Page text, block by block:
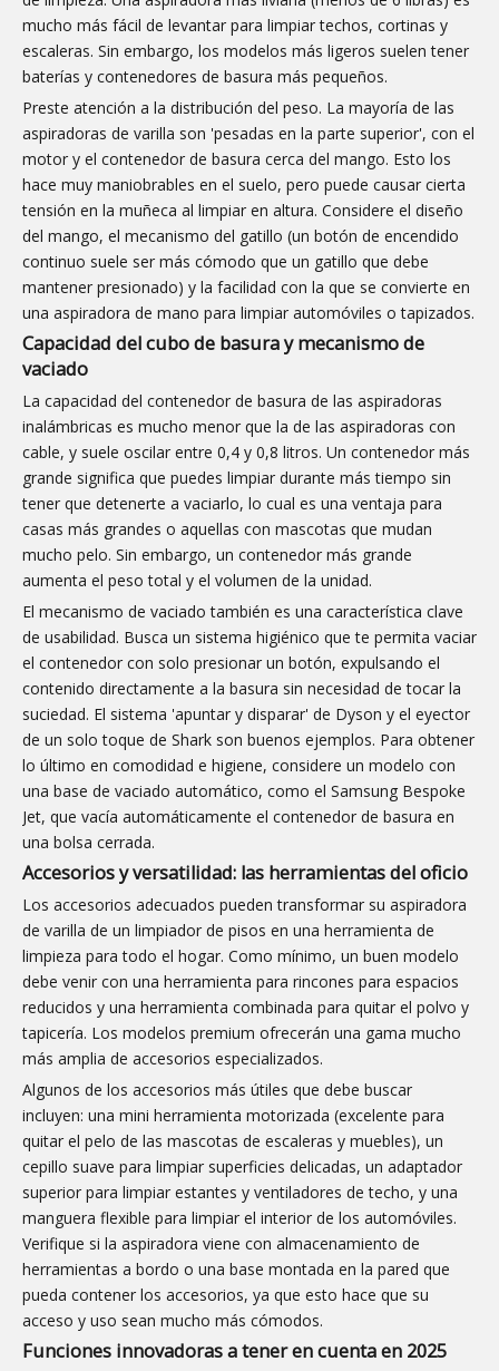
mucho más fácil de levantar para limpiar techos, cortinas y
escaleras. Sin embargo, los modelos más ligeros suelen tener
baterías y contenedores de basura más pequeños.
Preste atención a la distribución del peso. La mayoría de las
aspiradoras de varilla son 'pesadas en la parte superior', con el
motor y el contenedor de basura cerca del mango. Esto los
hace muy maniobrables en el suelo, pero puede causar cierta
tensión en la muñeca al limpiar en altura. Considere el diseño
del mango, el mecanismo del gatillo (un botón de encendido
continuo suele ser más cómodo que un gatillo que debe
mantener presionado) y la facilidad con la que se convierte en
una aspiradora de mano para limpiar automóviles o tapizados.
Capacidad del cubo de basura y mecanismo de
vaciado
La capacidad del contenedor de basura de las aspiradoras
inalámbricas es mucho menor que la de las aspiradoras con
cable, y suele oscilar entre 0,4 y 0,8 litros. Un contenedor más
grande significa que puedes limpiar durante más tiempo sin
tener que detenerte a vaciarlo, lo cual es una ventaja para
casas más grandes o aquellas con mascotas que mudan
mucho pelo. Sin embargo, un contenedor más grande
aumenta el peso total y el volumen de la unidad.
El mecanismo de vaciado también es una característica clave
de usabilidad. Busca un sistema higiénico que te permita vaciar
el contenedor con solo presionar un botón, expulsando el
contenido directamente a la basura sin necesidad de tocar la
suciedad. El sistema 'apuntar y disparar' de Dyson y el eyector
de un solo toque de Shark son buenos ejemplos. Para obtener
lo último en comodidad e higiene, considere un modelo con
una base de vaciado automático, como el Samsung Bespoke
Jet, que vacía automáticamente el contenedor de basura en
una bolsa cerrada.
Accesorios y versatilidad: las herramientas del oficio
Los accesorios adecuados pueden transformar su aspiradora
de varilla de un limpiador de pisos en una herramienta de
limpieza para todo el hogar. Como mínimo, un buen modelo
debe venir con una herramienta para rincones para espacios
reducidos y una herramienta combinada para quitar el polvo y
tapicería. Los modelos premium ofrecerán una gama mucho
más amplia de accesorios especializados.
Algunos de los accesorios más útiles que debe buscar
incluyen: una mini herramienta motorizada (excelente para
quitar el pelo de las mascotas de escaleras y muebles), un
cepillo suave para limpiar superficies delicadas, un adaptador
superior para limpiar estantes y ventiladores de techo, y una
manguera flexible para limpiar el interior de los automóviles.
Verifique si la aspiradora viene con almacenamiento de
herramientas a bordo o una base montada en la pared que
pueda contener los accesorios, ya que esto hace que su
acceso y uso sean mucho más cómodos.
Funciones innovadoras a tener en cuenta en 2025